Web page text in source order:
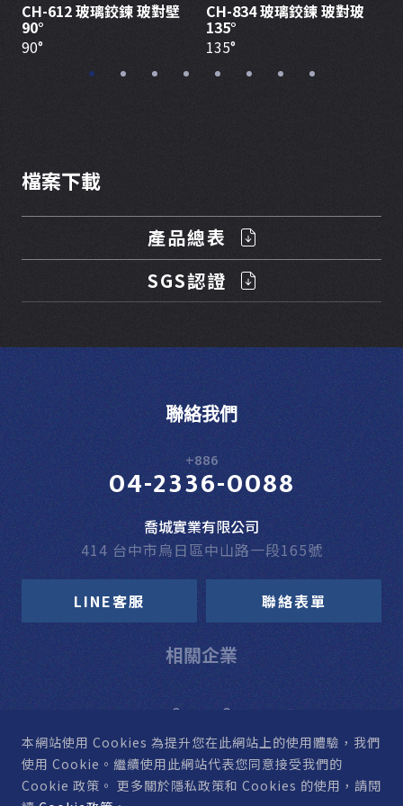
本網站使用 Cookies 為提升您在此網站上的使用體驗，我們
使用 Cookie。 繼續使用此網站代表您同意接受我們的
Cookie 政策。 更多關於隱私政策和 Cookies 的使用，請閱
CH-612 玻璃鉸鍊 玻對壁
90°
90°
CH-834 玻璃鉸鍊 玻對玻
135°
135°
檔案下載
產品總表
SGS認證
相關企業
聯絡我們
+886
04-2336-0088
喬城實業有限公司
414 台中市烏日區中山路一段165號
LINE客服 聯絡表單